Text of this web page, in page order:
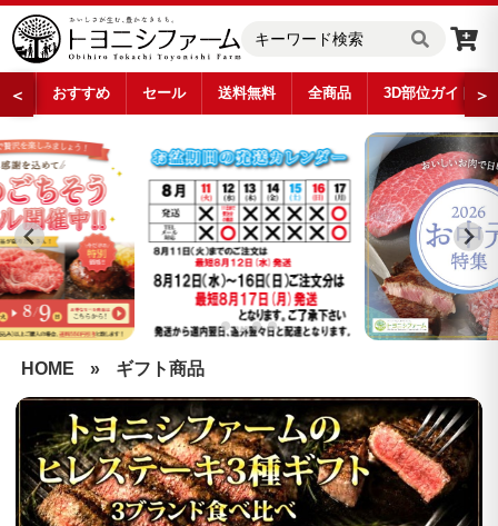
＜ おすすめ セール 送料無料 全商品 3D部位ガイド ＞
HOME » ギフト商品